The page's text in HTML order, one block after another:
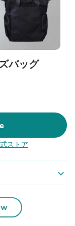
バッグ
ストア
expand_more